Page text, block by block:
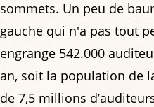
sommets. Un peu de
gauche qui n'a pas tout
engrange 542.000
an, soit la population de
de 7,5 millions